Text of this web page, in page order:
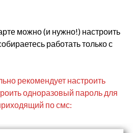
можно (и нужно!) настроить
работать только с
рекомендует настроить
одноразовый пароль для
по смс: